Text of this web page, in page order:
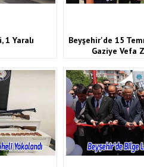
1 Yaralı
Beyşehir'de 15
Gaziye Vefa